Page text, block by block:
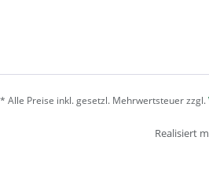
* Alle Preise inkl. gesetzl. Mehrwertsteuer zzgl.
Realisiert